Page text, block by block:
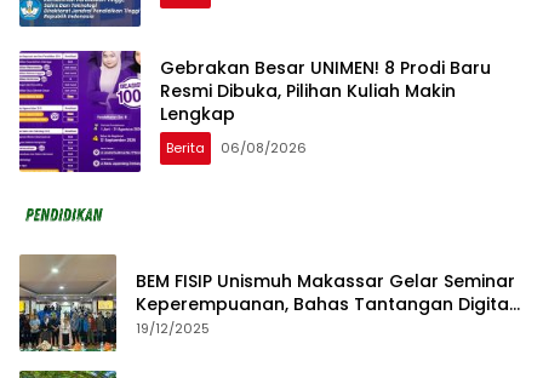
Gebrakan Besar UNIMEN! 8 Prodi Baru
Resmi Dibuka, Pilihan Kuliah Makin
Lengkap
Berita 06/08/2026
BEM FISIP Unismuh Makassar Gelar Seminar
Keperempuanan, Bahas Tantangan Digital
dan Budaya Lokal
19/12/2025